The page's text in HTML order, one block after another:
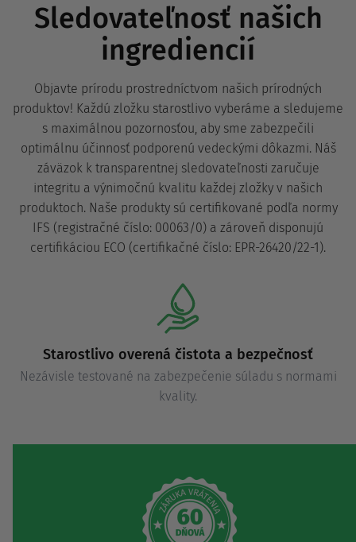
Sledovateľnosť našich
ingrediencií
Objavte prírodu prostredníctvom našich prírodných
produktov! Každú zložku starostlivo vyberáme a sledujeme
s maximálnou pozornosťou, aby sme zabezpečili
optimálnu účinnosť podporenú vedeckými dôkazmi. Náš
záväzok k transparentnej sledovateľnosti zaručuje
integritu a výnimočnú kvalitu každej zložky v našich
produktoch. Naše produkty sú certifikované podľa normy
IFS (registračné číslo: 00063/0) a zároveň disponujú
certifikáciou ECO (certifikačné číslo: EPR-26420/22-1).
Starostlivo overená čistota a bezpečnosť
Nezávisle testované na zabezpečenie súladu s normami
kvality.